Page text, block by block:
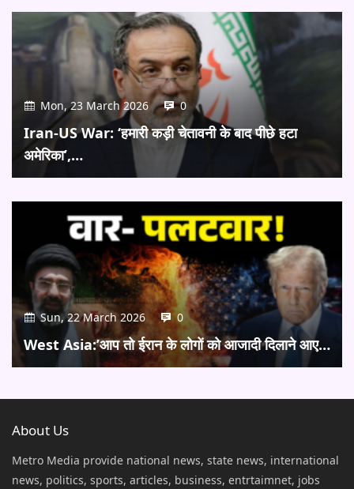
Mon, 23 March 2026 0
Iran-US War: ‘हमारी कड़ी चेतावनी के बाद पीछे हटा
अमेरिका’,…
Sun, 22 March 2026 0
West Asia:’आप तो ईरान के लोगों को आजादी दिलाने आए…
About Us
Metro Media provide national news, state news, international
news, politics, sports, articles, business, entrtaimnet, jobs